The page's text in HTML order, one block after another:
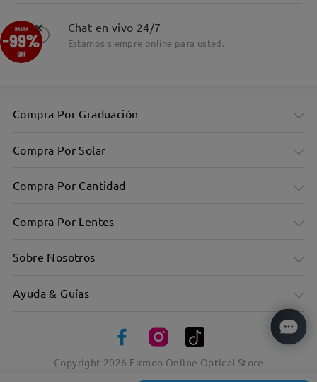
Chat en vivo 24/7
Estamos siempre online para usted.
Compra Por Graduación
Compra Por Solar
Compra Por Cantidad
Compra Por Lentes
Sobre Nosotros
Ayuda & Guías
Copyright 2026 Firmoo Online Optical Store
×